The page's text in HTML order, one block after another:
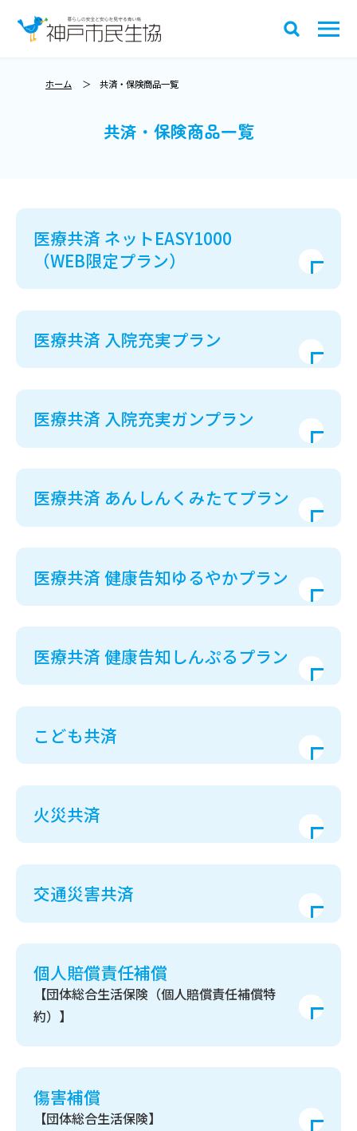
ホーム 共済・保険商品一覧
共済・保険商品一覧
医療共済 ネットEASY1000
（WEB限定プラン）
医療共済 入院充実プラン
医療共済 入院充実ガンプラン
医療共済 あんしんくみたてプラン
医療共済 健康告知ゆるやかプラン
医療共済 健康告知しんぷるプラン
こども共済
火災共済
交通災害共済
個人賠償責任補償
【団体総合生活保険（個人賠償責任補償特
約）】
傷害補償
【団体総合生活保険】